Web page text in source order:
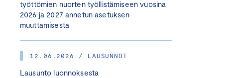
työttömien nuorten työllistämiseen vuosina
2026 ja 2027 annetun asetuksen
muuttamisesta
12.06.2026 / LAUSUNNOT
Lausunto luonnoksesta